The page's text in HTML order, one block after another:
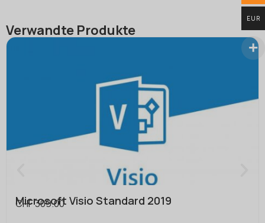
Verwandte Produkte
Microsoft Visio Standard 2019
CHF309.00
EUR